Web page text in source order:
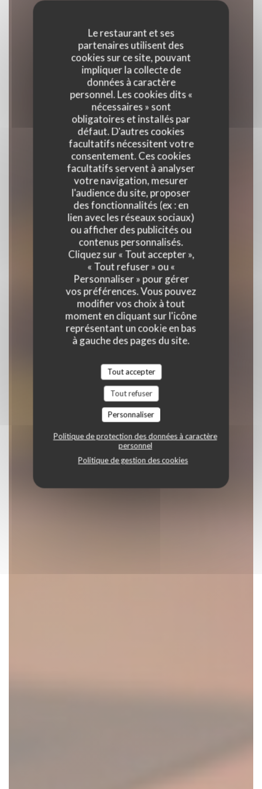
Le restaurant et ses
partenaires utilisent des
cookies sur ce site, pouvant
impliquer la collecte de
données à caractère
personnel. Les cookies dits «
nécessaires » sont
obligatoires et installés par
défaut. D'autres cookies
facultatifs nécessitent votre
consentement. Ces cookies
facultatifs servent à analyser
votre navigation, mesurer
l'audience du site, proposer
des fonctionnalités (ex : en
lien avec les réseaux sociaux)
ou afficher des publicités ou
contenus personnalisés.
Cliquez sur « Tout accepter »,
« Tout refuser » ou «
Personnaliser » pour gérer
vos préférences. Vous pouvez
modifier vos choix à tout
moment en cliquant sur l'icône
représentant un cookie en bas
à gauche des pages du site.
Tout accepter
Tout refuser
Personnaliser
Politique de protection des données à caractère
personnel
Politique de gestion des cookies
La Table de Rina
RESTAURANT TRADITIONNEL
|VENTABREN
RÉSERVER